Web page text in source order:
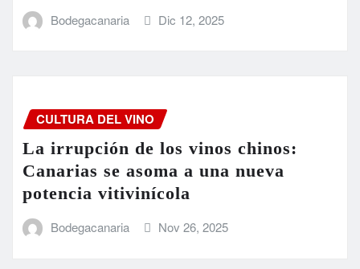
Bodegacanaria Dic 12, 2025
CULTURA DEL VINO
La irrupción de los vinos chinos:
Canarias se asoma a una nueva
potencia vitivinícola
Bodegacanaria Nov 26, 2025